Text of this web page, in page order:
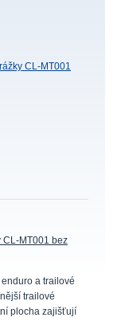
CL-MT001 bez
a trailové
trailové
plocha zajišťují